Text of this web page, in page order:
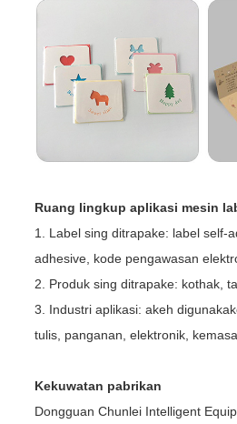
Ruang lingkup aplikasi mesin
1. Label sing ditrapake: label self-
adhesive, kode pengawasan
2. Produk sing ditrapake: kothak,
3. Industri aplikasi: akeh
tulis, panganan, elektronik,
Kekuwatan pabrikan
Dongguan Chunlei Intelligent